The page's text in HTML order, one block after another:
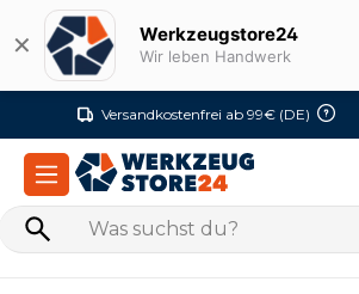
Zum Hauptinhalt springen
✕ Werkzeugstore24
Wir leben Handwerk
Versandkostenfrei ab 99€ (DE)